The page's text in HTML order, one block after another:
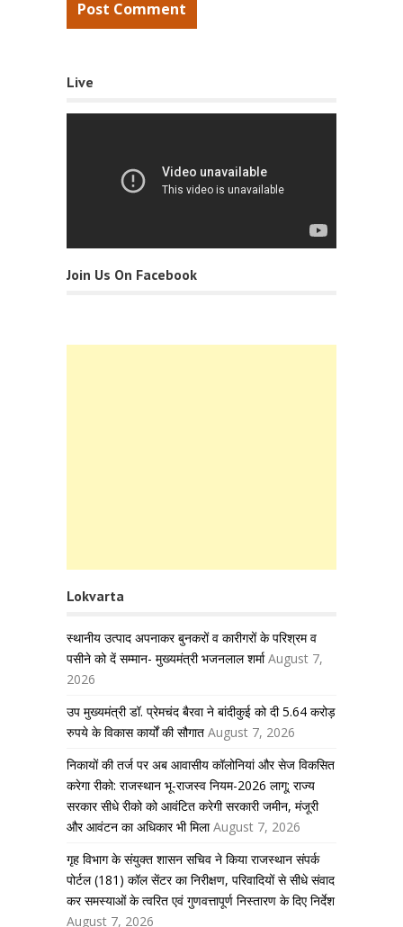
Live
Join Us On Facebook
Lokvarta
स्थानीय उत्पाद अपनाकर बुनकरों व कारीगरों के परिश्रम व
पसीने को दें सम्मान- मुख्यमंत्री भजनलाल शर्मा August 7,
2026
उप मुख्यमंत्री डॉ. प्रेमचंद बैरवा ने बांदीकुई को दी 5.64 करोड़
रुपये के विकास कार्यों की सौगात August 7, 2026
निकायों की तर्ज पर अब आवासीय कॉलोनियां और सेज विकसित
करेगा रीको: राजस्थान भू-राजस्व नियम-2026 लागू; राज्य
सरकार सीधे रीको को आवंटित करेगी सरकारी जमीन, मंजूरी
और आवंटन का अधिकार भी मिला August 7, 2026
गृह विभाग के संयुक्त शासन सचिव ने किया राजस्थान संपर्क
पोर्टल (181) कॉल सेंटर का निरीक्षण, परिवादियों से सीधे संवाद
कर समस्याओं के त्वरित एवं गुणवत्तापूर्ण निस्तारण के दिए निर्देश
August 7, 2026